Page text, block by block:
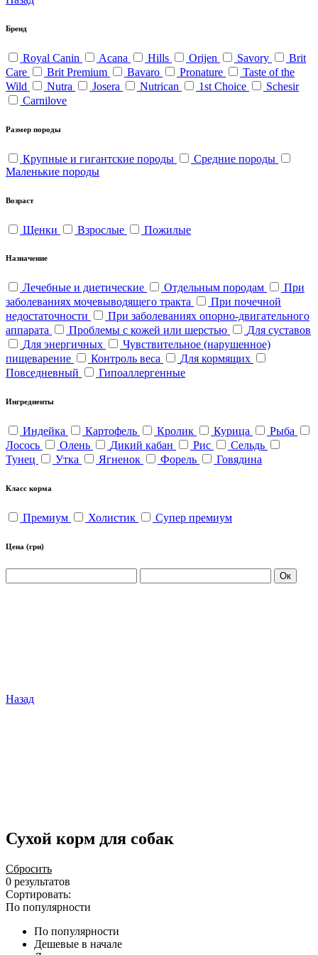
Бренд
Royal Canin Acana Hills Orijen Savory
Brit
Care
Brit Premium Bavaro Pronature
Taste of the
Wild
Nutra Josera Nutrican 1st Choice
Schesir
Carnilove
Размер породы
Крупные и гигантские породы
Средние породы
Маленькие породы
Возраст
Щенки Взрослые Пожилые
Назначение
Лечебные и диетические Отдельным породам
При
заболеваниях мочевыводящего тракта
При почечной
недостаточности
При заболеваниях опорно-двигательного
аппарата
Проблемы с кожей или шерстью
Для суставов
Для энергичных
Чувствительное (нарушенное)
пищеварение
Контроль веса
Для кормящих
Повседневный
Гипоаллергенные
Ингредиенты
Индейка Картофель Кролик Курица
Рыба
Лосось
Олень Дикий кабан Рис
Сельдь
Тунец
Утка Ягненок Форель Говядина
Класс корма
Премиум Холистик Супер премиум
Цена (грн)
Ок
Назад
Сухой корм для собак
Сбросить
0 результатов
Сортировать:
По популярности
По популярности
Дешевые в начале